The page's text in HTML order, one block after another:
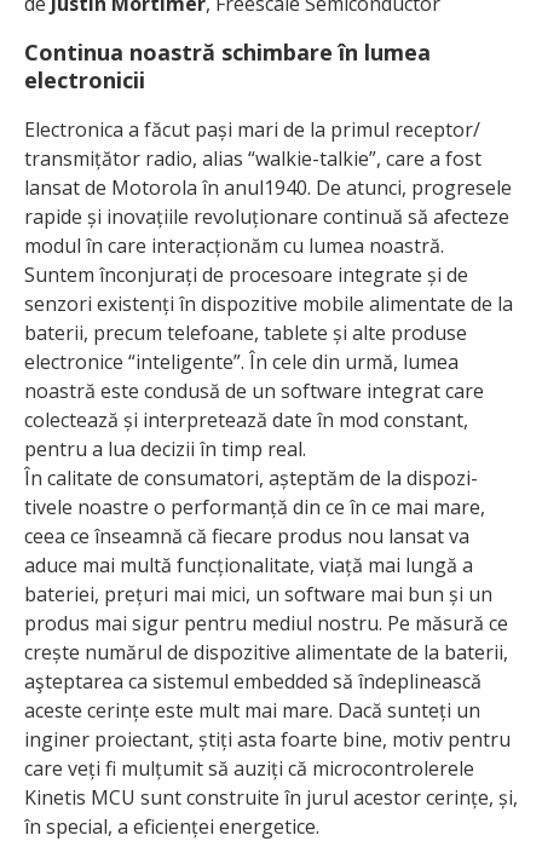
Continua noastră schimbare în lumea
electronicii
Electronica a făcut pași mari de la primul receptor/
transmițător radio, alias “walkie-talkie”, care a fost
lansat de Motorola în anul1940. De atunci, progresele
rapide și inovațiile revoluționare continuă să afecteze
modul în care interacționăm cu lumea noastră.
Suntem înconjurați de procesoare integrate și de
senzori existenți în dispozitive mobile alimentate de la
baterii, precum telefoane, tablete și alte produse
electronice “inteligente”. În cele din urmă, lumea
noastră este condusă de un software integrat care
colectează și interpretează date în mod constant,
pentru a lua decizii în timp real.
În calitate de consumatori, așteptăm de la dispozi­
tivele noastre o performanță din ce în ce mai mare,
ceea ce înseamnă că fiecare produs nou lansat va
aduce mai multă funcționalitate, viață mai lungă a
bateriei, prețuri mai mici, un software mai bun și un
produs mai sigur pentru mediul nostru. Pe măsură ce
crește numărul de dispozitive alimentate de la baterii,
aşteptarea ca sistemul embedded să înde­plinească
aceste cerințe este mult mai mare. Dacă sunteți un
inginer proiectant, știți asta foarte bine, motiv pentru
care veți fi mulțumit să auziți că microcontrolerele
Kinetis MCU sunt construite în jurul acestor cerințe, și,
în special, a eficienței energetice.